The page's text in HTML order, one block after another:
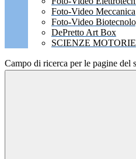
Foto-Video Meccanica
Foto-Video
DePretto Art Box
SCIENZE MOTORIE
Campo di ricerca per le pagine del